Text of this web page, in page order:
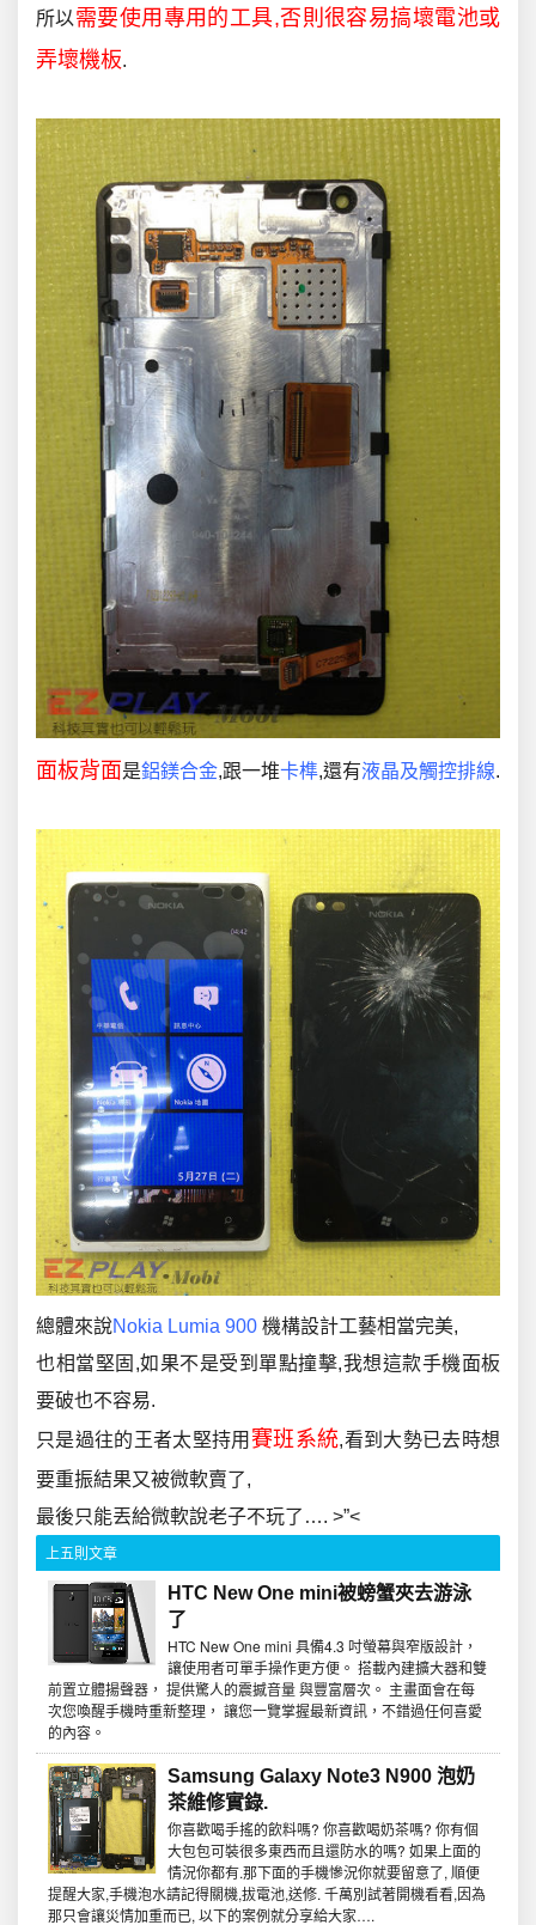
所以需要使用專用的工具,否則很容易搞壞電池或
弄壞機板.
面板背面是鋁鎂合金,跟一堆卡榫,還有液晶及觸控排線.
總體來說Nokia Lumia 900 機構設計工藝相當完美,
也相當堅固,如果不是受到單點撞擊,我想這款手機面板
要破也不容易.
只是過往的王者太堅持用 賽班系統,看到大勢已去時想
要重振結果又被微軟賣了,
最後只能丟給微軟說老子不玩了…. >”<
上五則文章
HTC New One mini被螃蟹夾去游泳
了
HTC New One mini 具備4.3 吋螢幕與窄版設計，
讓使用者可單手操作更方便。 搭載內建擴大器和雙
前置立體揚聲器， 提供驚人的震撼音量 與豐富層次。 主畫面會在每
次您喚醒手機時重新整理， 讓您一覽掌握最新資訊，不錯過任何喜愛
的內容。
Samsung Galaxy Note3 N900 泡奶
茶維修實錄.
你喜歡喝手搖的飲料嗎? 你喜歡喝奶茶嗎? 你有個
大包包可裝很多東西而且還防水的嗎? 如果上面的
情況你都有.那下面的手機慘況你就要留意了, 順便
提醒大家,手機泡水請記得關機,拔電池,送修. 千萬別試著開機看看,因為
那只會讓災情加重而已, 以下的案例就分享給大家….